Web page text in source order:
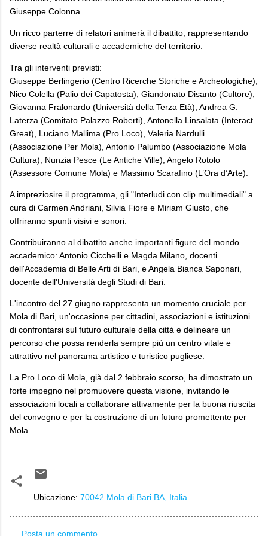
Giuseppe Colonna.
Un ricco parterre di relatori animerà il dibattito, rappresentando
diverse realtà culturali e accademiche del territorio.
Tra gli interventi previsti:
Giuseppe Berlingerio (Centro Ricerche Storiche e Archeologiche),
Nico Colella (Palio dei Capatosta), Giandonato Disanto (Cultore),
Giovanna Fralonardo (Università della Terza Età), Andrea G.
Laterza (Comitato Palazzo Roberti), Antonella Linsalata (Interact
Great), Luciano Mallima (Pro Loco), Valeria Nardulli
(Associazione Per Mola), Antonio Palumbo (Associazione Mola
Cultura), Nunzia Pesce (Le Antiche Ville), Angelo Rotolo
(Assessore Comune Mola) e Massimo Scarafino (L’Ora d’Arte).
A impreziosire il programma, gli "Interludi con clip multimediali" a
cura di Carmen Andriani, Silvia Fiore e Miriam Giusto, che
offriranno spunti visivi e sonori.
Contribuiranno al dibattito anche importanti figure del mondo
accademico: Antonio Cicchelli e Magda Milano, docenti
dell'Accademia di Belle Arti di Bari, e Angela Bianca Saponari,
docente dell'Università degli Studi di Bari.
L'incontro del 27 giugno rappresenta un momento cruciale per
Mola di Bari, un'occasione per cittadini, associazioni e istituzioni
di confrontarsi sul futuro culturale della città e delineare un
percorso che possa renderla sempre più un centro vitale e
attrattivo nel panorama artistico e turistico pugliese.
La Pro Loco di Mola, già dal 2 febbraio scorso, ha dimostrato un
forte impegno nel promuovere questa visione, invitando le
associazioni locali a collaborare attivamente per la buona riuscita
del convegno e per la costruzione di un futuro promettente per
Mola.
Ubicazione: 70042 Mola di Bari BA, Italia
Posta un commento